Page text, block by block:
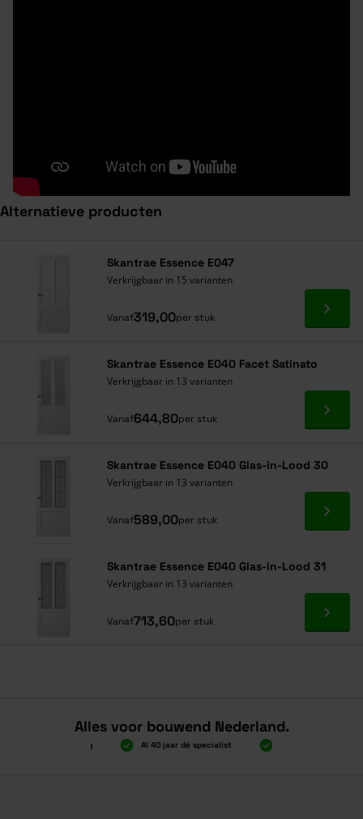
Alternatieve producten
Skantrae Essence E047
Verkrijgbaar in 15 varianten
Vanaf319,00per stuk Ga
Skantrae Essence E040 Facet Satinato
Verkrijgbaar in 13 varianten
Vanaf644,80per stuk Ga
Skantrae Essence E040 Glas-in-Lood 30
Verkrijgbaar in 13 varianten
Vanaf589,00per stuk Ga
Skantrae Essence E040 Glas-in-Lood 31
Verkrijgbaar in 13 varianten
Vanaf713,60per stuk Ga
Alles voor bouwend Nederland.
Al 40 jaar dé specialist
Alles onder één dak